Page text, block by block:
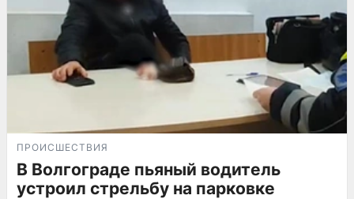
ПРОИСШЕСТВИЯ
В Волгограде пьяный водитель
устроил стрельбу на парковке